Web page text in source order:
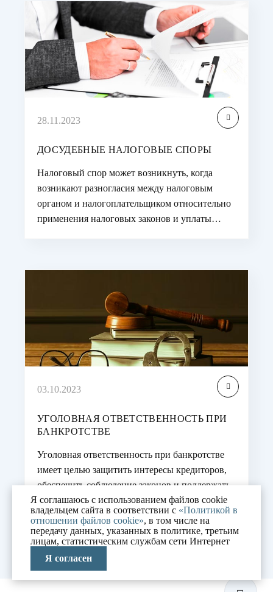
28.11.2023
ДОСУДЕБНЫЕ НАЛОГОВЫЕ СПОРЫ
Налоговый спор может возникнуть, когда
возникают разногласия между налоговым
органом и налогоплательщиком относительно
применения налоговых законов и уплаты…
03.10.2023
УГОЛОВНАЯ ОТВЕТСТВЕННОСТЬ ПРИ
БАНКРОТСТВЕ
Уголовная ответственность при банкротстве
имеет целью защитить интересы кредиторов,
обеспечить соблюдение законов и поддержать
надежность финансовой системы.…
Я соглашаюсь с использованием файлов cookie
владельцем сайта в соответствии с «Политикой в
отношении файлов cookie», в том числе на
передачу данных, указанных в политике, третьим
лицам, статистическим службам сети Интернет
Я согласен